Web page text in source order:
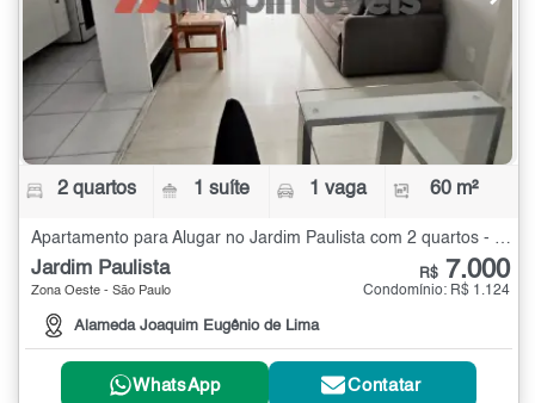
2 quartos 1 suíte 1 vaga 60 m²
Apartamento para Alugar no Jardim Paulista com 2 quartos - 60 m²
Jardim Paulista
Zona Oeste - São Paulo
Alameda Joaquim Eugênio de Lima
R$ 7.000
Condomínio: R$ 1.124
WhatsApp Contatar